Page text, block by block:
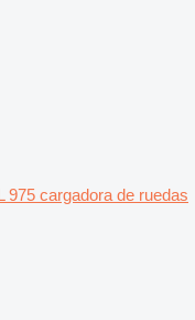
975 cargadora de ruedas